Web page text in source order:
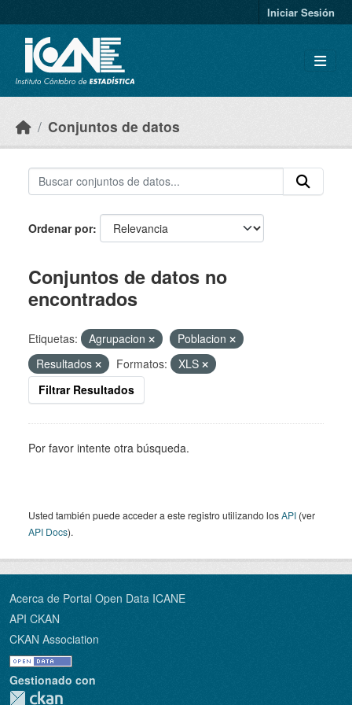
Iniciar Sesión
Conjuntos de datos
Ordenar por
Conjuntos de datos no
encontrados
Etiquetas: Agrupacion
Poblacion
Resultados
Formatos:
XLS
Filtrar Resultados
Por favor intente otra búsqueda.
Usted también puede acceder a este registro utilizando losAPI (ver
API Docs).
Acerca de Portal Open Data ICANE
API CKAN
CKAN Association
Gestionado con